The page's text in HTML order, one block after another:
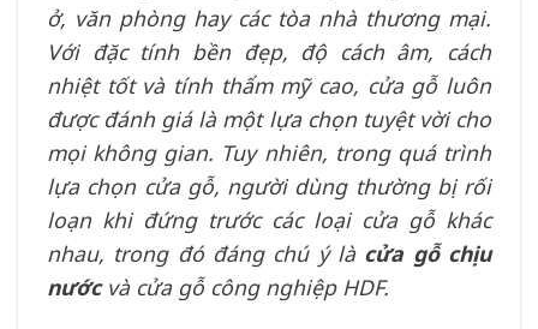
ở, văn phòng hay các tòa nhà thương mại.
Với đặc tính bền đẹp, độ cách âm, cách
nhiệt tốt và tính thẩm mỹ cao, cửa gỗ luôn
được đánh giá là một lựa chọn tuyệt vời cho
mọi không gian. Tuy nhiên, trong quá trình
lựa chọn cửa gỗ, người dùng thường bị rối
loạn khi đứng trước các loại cửa gỗ khác
nhau, trong đó đáng chú ý là cửa gỗ chịu
nướcvà cửa gỗ công nghiệp HDF.